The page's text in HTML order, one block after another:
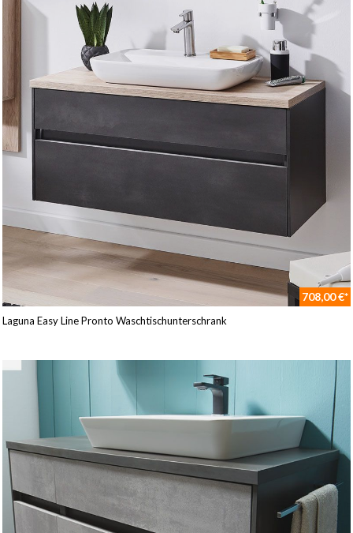
708,00 €*
Laguna Easy Line Pronto Waschtischunterschrank